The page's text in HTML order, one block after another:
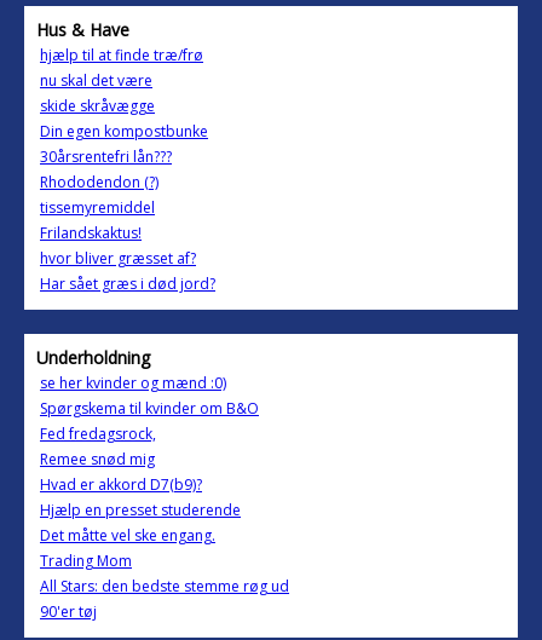
Hus & Have
hjælp til at finde træ/frø
nu skal det være
skide skråvægge
Din egen kompostbunke
30årsrentefri lån???
Rhododendon (?)
tissemyremiddel
Frilandskaktus!
hvor bliver græsset af?
Har sået græs i død jord?
Underholdning
se her kvinder og mænd :0)
Spørgskema til kvinder om B&O
Fed fredagsrock,
Remee snød mig
Hvad er akkord D7(b9)?
Hjælp en presset studerende
Det måtte vel ske engang.
Trading Mom
All Stars: den bedste stemme røg ud
90'er tøj